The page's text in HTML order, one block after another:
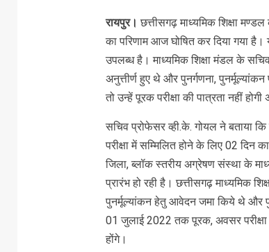
रायपुर। छत्तीसगढ़ माध्यमिक शिक्षा
का परिणाम आज घोषित कर दिया गया
उपलब्ध है। माध्यमिक शिक्षा मंडल के
अनुत्तीर्ण हुए थे और पुनर्गणना,
तो उन्हें पूरक परीक्षा की पात्रता नहीं
सचिव प्रोफेसर व्ही.के. गोयल ने बताया कि
परीक्षा में सम्मिलित होने के लिए 02
जिला, ब्लॉक स्तरीय अग्रेषण संस्था के
प्रारंभ हो रही है। छत्तीसगढ़ माध्यमिक
पुनर्मूल्यांकन हेतु आवेदन जमा किये थे और
01 जुलाई 2022 तक पूरक, अवसर
होंगे।